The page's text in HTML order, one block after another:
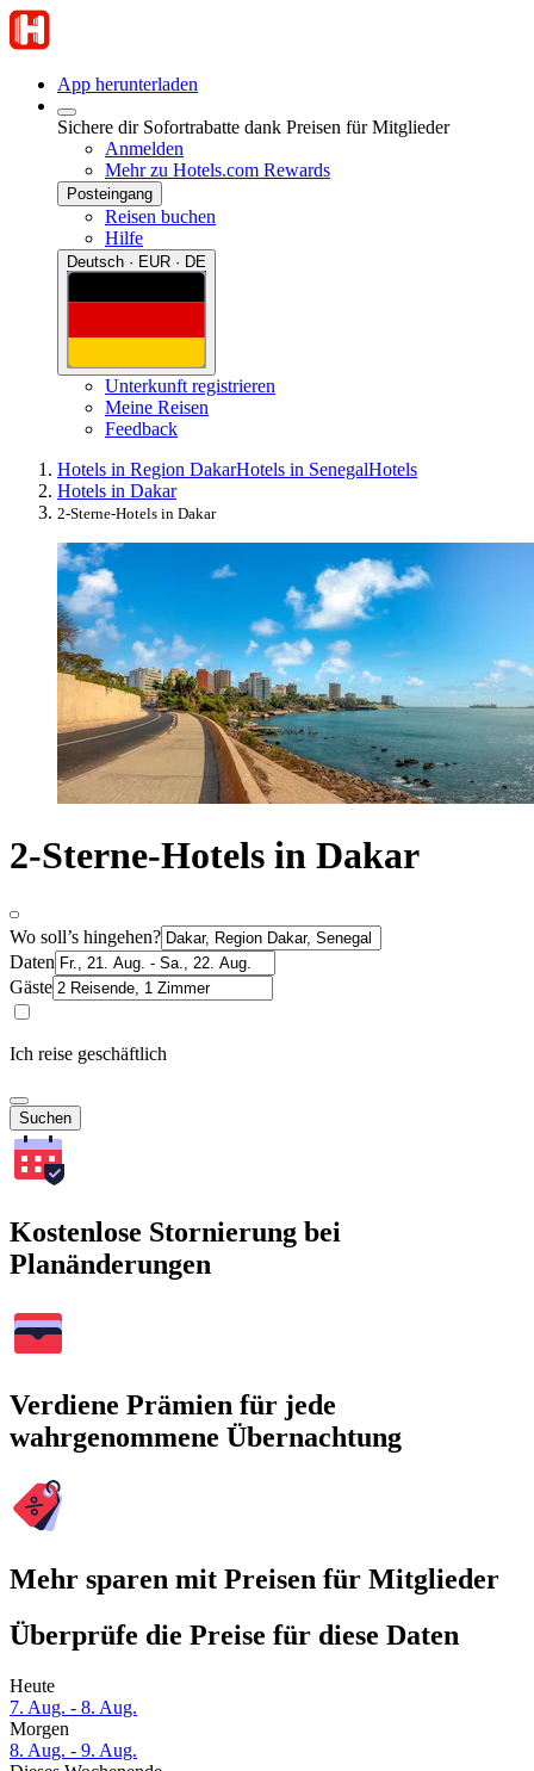
App herunterladen
Sichere dir Sofortrabatte dank Preisen für Mitglieder
Anmelden
Mehr zu Hotels.com Rewards
Posteingang
Reisen buchen
Hilfe
Deutsch · EUR · DE
Unterkunft registrieren
Meine Reisen
Feedback
Hotels in Region DakarHotels in SenegalHotels
Hotels in Dakar
2-Sterne-Hotels in Dakar
2-Sterne-Hotels in Dakar
Wo soll’s hingehen?
Daten
Gäste
Ich reise geschäftlich
Suchen
Kostenlose Stornierung bei
Planänderungen
Verdiene Prämien für jede
wahrgenommene Übernachtung
Mehr sparen mit Preisen für Mitglieder
Überprüfe die Preise für diese Daten
Heute
7. Aug. - 8. Aug.
Morgen
8. Aug. - 9. Aug.